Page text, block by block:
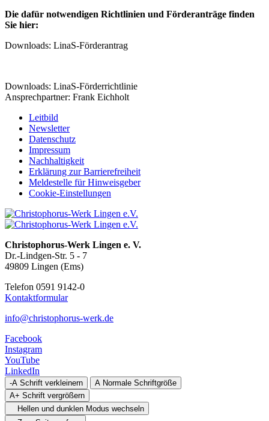
Die dafür notwendigen Richtlinien und Förderanträge finden
Sie hier:
Downloads: LinaS-Förderantrag
Downloads: LinaS-Förderrichtlinie
Ansprechpartner: Frank Eichholt
Leitbild
Newsletter
Datenschutz
Impressum
Nachhaltigkeit
Erklärung zur Barrierefreiheit
Meldestelle für Hinweisgeber
Cookie-Einstellungen
Christophorus-Werk Lingen e. V.
Dr.-Lindgen-Str. 5 - 7
49809 Lingen (Ems)
Telefon 0591 9142-0
Kontaktformular
info@christophorus-werk.de
Facebook
Instagram
YouTube
LinkedIn
-A Schrift verkleinern A Normale Schriftgröße
A+ Schrift vergrößern
Hellen und dunklen Modus wechseln